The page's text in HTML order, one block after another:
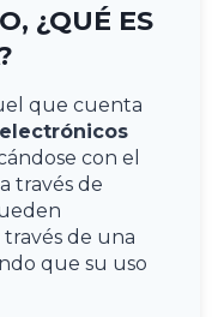
¿QUÉ ES
que cuenta
con el
través de
de una
que su uso